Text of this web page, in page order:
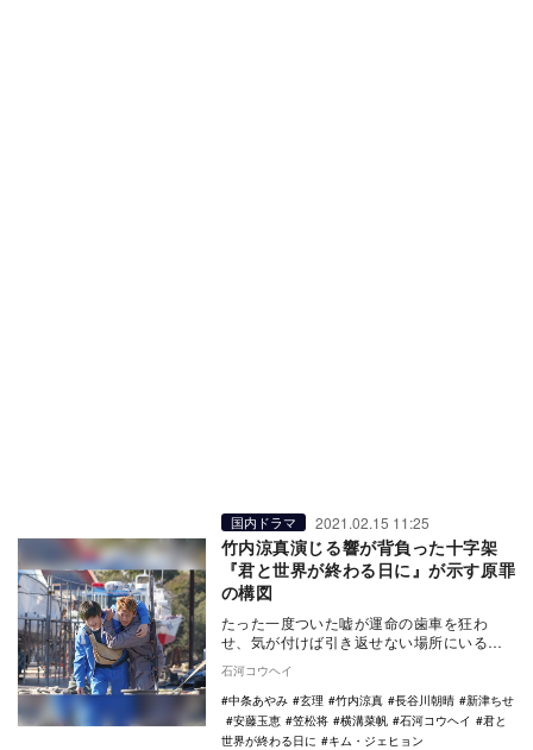
国内ドラマ 2021.02.15 11:25
竹内涼真演じる響が背負った十字架
『君と世界が終わる日に』が示す原罪
の構図
たった一度ついた嘘が運命の歯車を狂わ
せ、気が付けば引き返せない場所にいる。
系）第5話は、登場…
石河コウヘイ
中条あやみ
玄理 竹内涼真 長谷川朝晴
新津ちせ
安藤玉恵
笠松将 横溝菜帆 石河コウヘイ
君と
世界が終わる日に
キム・ジェヒョン